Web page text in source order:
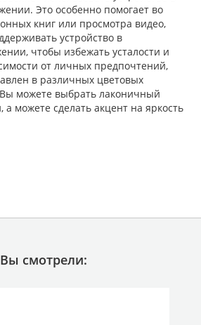
Это особенно помогает во
книг или просмотра видео,
устройство в
чтобы избежать усталости и
от личных предпочтений,
в различных цветовых
можете выбрать лаконичный
а можете сделать акцент на яркость
Вы смотрели: